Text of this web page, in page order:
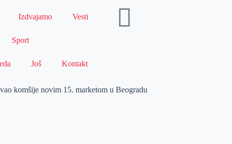
Izdvajamo Vesti
Sport
Još Kontakt
komšije novim 15. marketom u Beogradu